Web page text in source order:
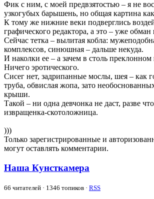
Фик с ним, с моей предвзятостью – я не
узкогубых барышень, но общая картина
К тому же нижние веки подверглись
графического редактора, а это – уже
Сейчас тетка – вылитая кобла:
комплексов, синюшная – дальше некуда.
И наколки ее – а зачем в столь преклонном
Ничего эротического.
Сисег нет, задрипанные мослы, шея – как
труба, обвислая жопа, зато
крыши.
Такой – ни одна девчонка не даст, разве
извращенка-скотоложница.
)))
Только зарегистрированные и
могут оставлять комментарии.
Наша Кунсткамера
66 читателей · 1346 топиков · RSS